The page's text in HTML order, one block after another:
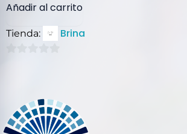
Añadir al carrito
Tienda: Brina